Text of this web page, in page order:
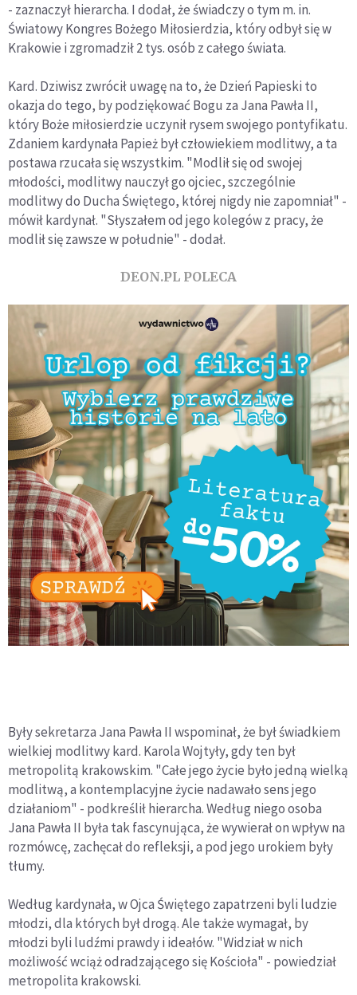
- zaznaczył hierarcha. I dodał, że świadczy o tym m. in.
Światowy Kongres Bożego Miłosierdzia, który odbył się w
Krakowie i zgromadził 2 tys. osób z całego świata.
Kard. Dziwisz zwrócił uwagę na to, że Dzień Papieski to
okazja do tego, by podziękować Bogu za Jana Pawła II,
który Boże miłosierdzie uczynił rysem swojego pontyfikatu.
Zdaniem kardynała Papież był człowiekiem modlitwy, a ta
postawa rzucała się wszystkim. "Modlił się od swojej
młodości, modlitwy nauczył go ojciec, szczególnie
modlitwy do Ducha Świętego, której nigdy nie zapomniał" -
mówił kardynał. "Słyszałem od jego kolegów z pracy, że
modlił się zawsze w południe" - dodał.
DEON.PL POLECA
Były sekretarza Jana Pawła II wspominał, że był świadkiem
wielkiej modlitwy kard. Karola Wojtyły, gdy ten był
metropolitą krakowskim. "Całe jego życie było jedną wielką
modlitwą, a kontemplacyjne życie nadawało sens jego
działaniom" - podkreślił hierarcha. Według niego osoba
Jana Pawła II była tak fascynująca, że wywierał on wpływ na
rozmówcę, zachęcał do refleksji, a pod jego urokiem były
tłumy.
Według kardynała, w Ojca Świętego zapatrzeni byli ludzie
młodzi, dla których był drogą. Ale także wymagał, by
młodzi byli ludźmi prawdy i ideałów. "Widział w nich
możliwość wciąż odradzającego się Kościoła" - powiedział
metropolita krakowski.